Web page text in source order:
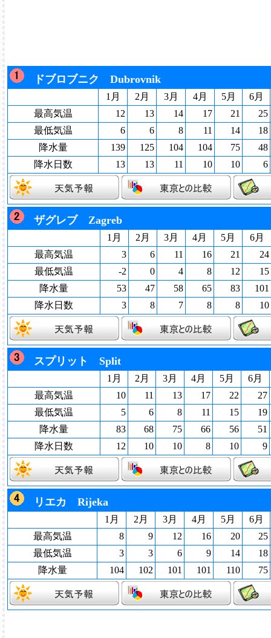
ドブロブニク Dubrovnik
1月 2月 3月 4月 5月
6月
最高気温
12 13 14 17 21
25
最低気温
6 6 8 11 14
18
降水量
139 125 104 104 75
48
降水日数
13 13 11 10 10 6
ザグレブ Zagreb
1月 2月 3月 4月 5月
6月
最高気温
3 6 11 16 21
24
最低気温
-2 0 4 8 12
15
降水量
53 47 58 65 83
101
降水日数
3 8 7 8 8 10
スプリット Split
1月 2月 3月 4月 5月
6月
最高気温
10 11 13 17 22
27
最低気温
5 6 8 11 15
19
降水量
83 68 75 66 56
51
降水日数
12 10 10 8 10 9
リエカ Rijeka
1月 2月 3月 4月 5月
6月
最高気温
8 9 12 16 20
25
最低気温
3 3 6 9 14
18
降水量
104 102 101 101 110 75